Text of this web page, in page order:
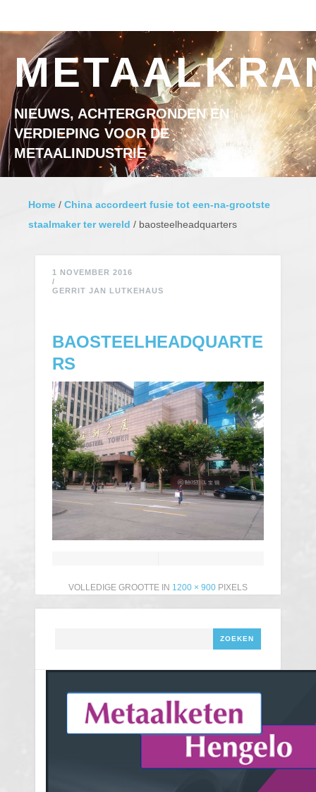
NIEUWS, ACHTERGRONDEN EN
VERDIEPING VOOR DE
METAALINDUSTRIE
Home / China accordeert fusie tot een-na-grootste
staalmaker ter wereld / baosteelheadquarters
1 NOVEMBER 2016
/
GERRIT JAN LUTKEHAUS
BAOSTEELHEADQUARTE
RS
VOLLEDIGE GROOTTE IN 1200 × 900 PIXELS